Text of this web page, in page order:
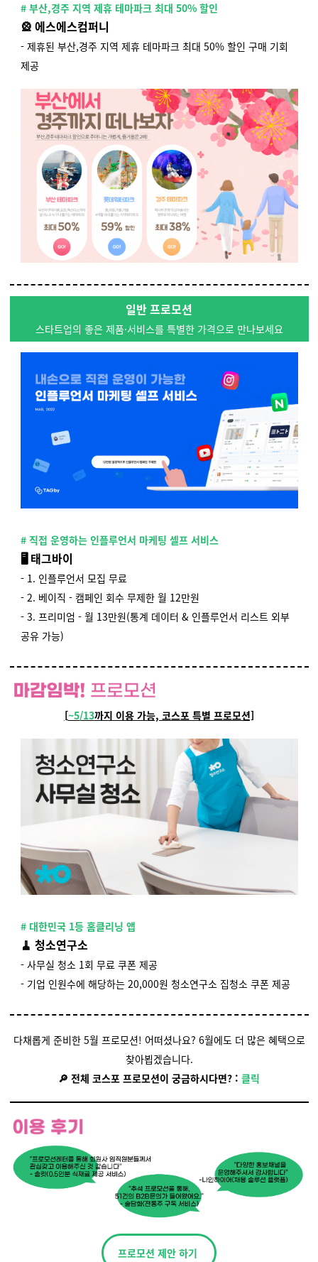
# 부산,경주 지역 제휴 테마파크 최대 50% 할인
🎡 에스에스컴퍼니
- 제휴된 부산,경주 지역 제휴 테마파크 최대 50% 할인 구매 기회
제공
일반 프로모션
스타트업의 좋은 제품·서비스를 특별한 가격으로 만나보세요
# 직접 운영하는 인플루언서 마케팅 셀프 서비스
🖥 태그바이
- 1. 인플루언서 모집 무료
- 2. 베이직 - 캠페인 회수 무제한 월 12만원
- 3. 프리미엄 - 월 13만원(통계 데이터 & 인플루언서 리스트 외부
공유 가능)
[~5/13까지 이용 가능, 코스포 특별 프로모션]
# 대한민국 1등 홈클리닝 앱
🧹 청소연구소
- 사무실 청소 1회 무료 쿠폰 제공
- 기업 인원수에 해당하는 20,000원 청소연구소 집청소 쿠폰 제공
다채롭게 준비한 5월 프로모션! 어떠셨나요? 6월에도 더 많은 혜택으로
찾아뵙겠습니다.
🔎 전체 코스포 프로모션이 궁금하시다면? : 클릭
프로모션 제안 하기